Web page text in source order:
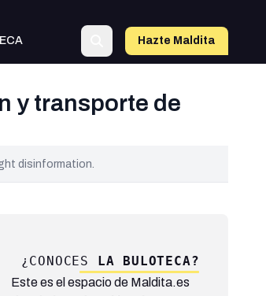
Hazte Maldita
y transporte de
disinformation.
¿CONOCES LA BULOTECA?
Este es el espacio de Maldita.es